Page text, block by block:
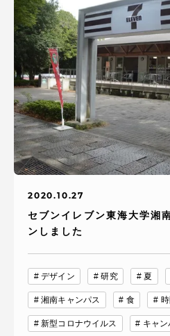
2020.10.27
セブンイレブン東海大学湘
ンしました
デザイン 研究 夏
湘南キャンパス 食
新型コロナウイルス キャ